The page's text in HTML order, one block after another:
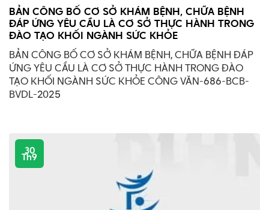
BẢN CÔNG BỐ CƠ SỞ KHÁM BỆNH, CHỮA BỆNH
ĐÁP ỨNG YÊU CẦU LÀ CƠ SỞ THỰC HÀNH TRONG
ĐÀO TẠO KHỐI NGÀNH SỨC KHỎE
BẢN CÔNG BỐ CƠ SỞ KHÁM BỆNH, CHỮA BỆNH ĐÁP
ỨNG YÊU CẦU LÀ CƠ SỞ THỰC HÀNH TRONG ĐÀO
TẠO KHỐI NGÀNH SỨC KHỎE CÔNG VĂN-686-BCB-
BVDL-2025
30
Th9